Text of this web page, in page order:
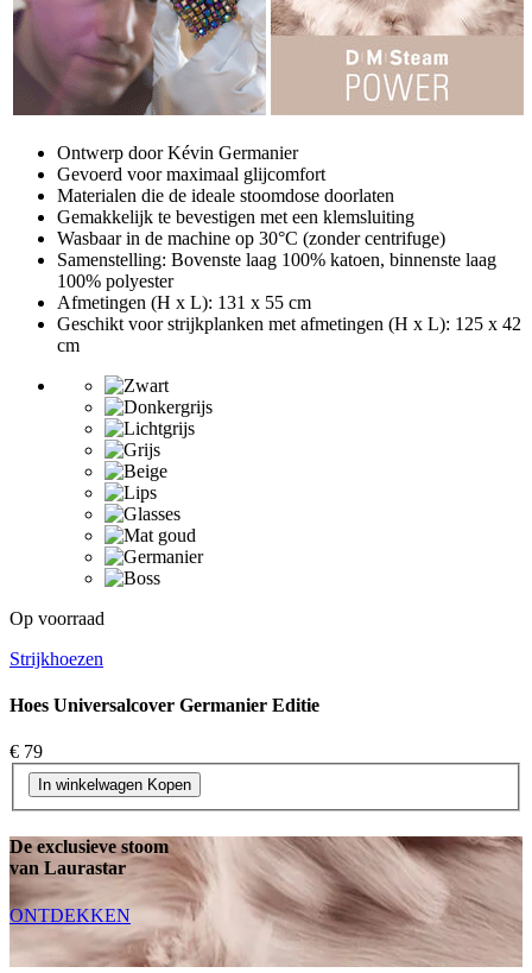
Ontwerp door Kévin Germanier
Gevoerd voor maximaal glijcomfort
Materialen die de ideale stoomdose doorlaten
Gemakkelijk te bevestigen met een klemsluiting
Wasbaar in de machine op 30°C (zonder centrifuge)
Samenstelling: Bovenste laag 100% katoen, binnenste laag
100% polyester
Afmetingen (H x L): 131 x 55 cm
Geschikt voor strijkplanken met afmetingen (H x L): 125 x 42
cm
Op voorraad
Strijkhoezen
Hoes Universalcover Germanier Editie
€ 79
In winkelwagen Kopen
De exclusieve stoom
van Laurastar
ONTDEKKEN